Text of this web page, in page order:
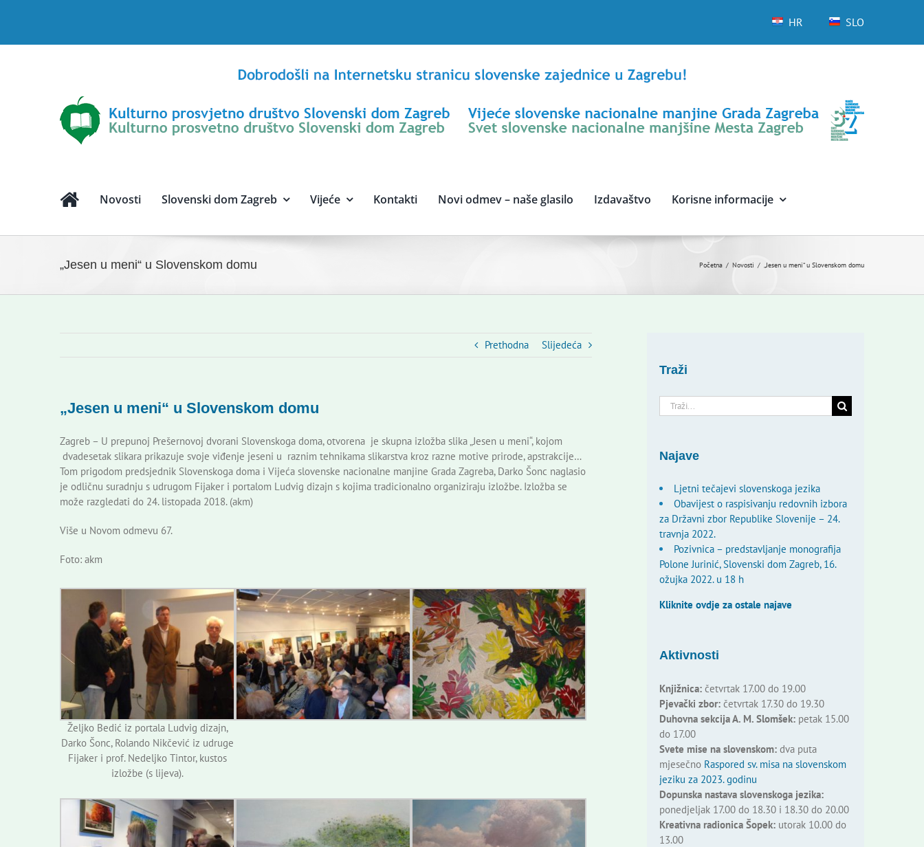
HR SLO
Novosti Slovenski dom Zagreb Vijeće Kontakti Novi odmev – naše glasilo Izdavaštvo Korisne informacije
„Jesen u meni“ u Slovenskom domu Početna Novosti „Jesen u meni“ u Slovenskom domu
Prethodna Slijedeća
„Jesen u meni“ u Slovenskom domu
Zagreb – U prepunoj Prešernovoj dvorani Slovenskoga doma, otvorena je skupna izložba slika „Jesen u meni“, kojom
dvadesetak slikara prikazuje svoje viđenje jeseni u raznim tehnikama slikarstva kroz razne motive prirode, apstrakcije…
Tom prigodom predsjednik Slovenskoga doma i Vijeća slovenske nacionalne manjine Grada Zagreba, Darko Šonc naglasio
je odličnu suradnju s udrugom Fijaker i portalom Ludvig dizajn s kojima tradicionalno organiziraju izložbe. Izložba se
može razgledati do 24. listopada 2018. (akm)
Više u Novom odmevu 67.
Foto: akm
Željko Bedić iz portala Ludvig dizajn,
Darko Šonc, Rolando Nikčević iz udruge
Fijaker i prof. Nedeljko Tintor, kustos
izložbe (s lijeva).
Traži
Traži...
Najave
Ljetni tečajevi slovenskoga jezika
Obavijest o raspisivanju redovnih izbora
za Državni zbor Republike Slovenije – 24.
travnja 2022.
Pozivnica – predstavljanje monografija
Polone Jurinić, Slovenski dom Zagreb, 16.
ožujka 2022. u 18 h
Kliknite ovdje za ostale najave
Aktivnosti
Knjižnica:četvrtak 17.00 do 19.00
Pjevački zbor:četvrtak 17.30 do 19.30
Duhovna sekcija A. M. Slomšek:petak 15.00
do 17.00
Svete mise na slovenskom:dva puta
mjesečno Raspored sv. misa na slovenskom
jeziku za 2023. godinu
Dopunska nastava slovenskoga jezika:
ponedjeljak 17.00 do 18.30 i 18.30 do 20.00
Kreativna radionica Šopek:utorak 10.00 do
13.00